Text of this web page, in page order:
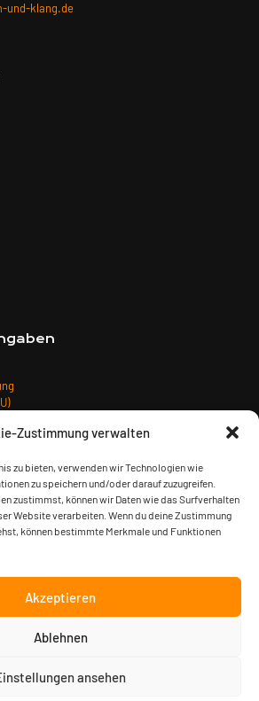
Zustimmung verwalten
zu bieten, verwenden wir Technologien wie
zu speichern und/oder darauf zuzugreifen.
zustimmst, können wir Daten wie das Surfverhalten
Website verarbeiten. Wenn du deine Zustimmung
können bestimmte Merkmale und Funktionen
Akzeptieren
Ablehnen
ansehen
und-klang.de
Musikverlag GmbH | gestaltet von
MwSt.